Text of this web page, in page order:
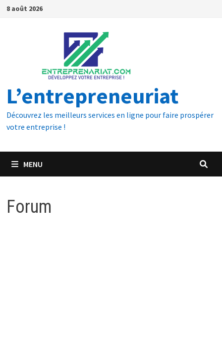
8 août 2026
L’entrepreneuriat
Découvrez les meilleurs services en ligne pour faire prospérer
votre entreprise !
MENU
Forum